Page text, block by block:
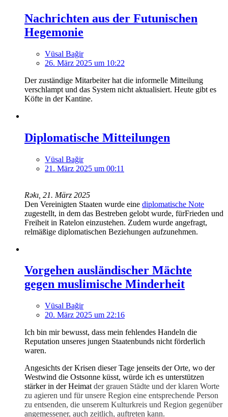
Nachrichten aus der Futunischen
Hegemonie
Vüsal Bağir
26. März 2025 um 10:22
Der zuständige Mitarbeiter hat die informelle Mitteilung
verschlampt und das System nicht aktualisiert. Heute gibt es
Köfte in der Kantine.
Diplomatische Mitteilungen
Vüsal Bağir
21. März 2025 um 00:11
Rəkı, 21. März 2025
Den Vereinigten Staaten wurde eine diplomatische Note
zugestellt, in dem das Bestreben gelobt wurde, fürFrieden und
Freiheit in Ratelon einzustehen. Zudem wurde angefragt,
relmäßige diplomatischen Beziehungen aufzunehmen.
Vorgehen ausländischer Mächte
gegen muslimische Minderheit
Vüsal Bağir
20. März 2025 um 22:16
Ich bin mir bewusst, dass mein fehlendes Handeln die
Reputation unseres jungen Staatenbunds nicht förderlich
waren.
Angesichts der Krisen dieser Tage jenseits der Orte, wo der
Westwind die Ostsonne küsst, würde ich es unterstützen
stärker in der Heimat der grauen Städte und der klaren Worte
zu agieren und für unsere Region eine entsprechende Person
zu entsenden, die unserem Kulturkreis und Region gegenüber
angemessener, auch zeitlich, auftreten kann.